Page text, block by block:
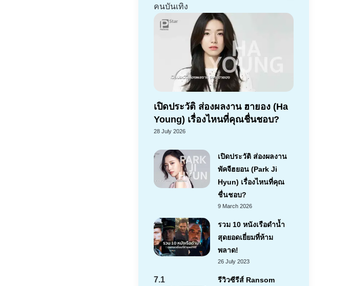
คนบันเทิง
เปิดประวัติ ส่องผลงาน ฮายอง (Ha
Young) เรื่องไหนที่คุณชื่นชอบ?
28 July 2026
เปิดประวัติ ส่องผลงาน
พัคจีฮยอน (Park Ji
Hyun) เรื่องไหนที่คุณ
ชื่นชอบ?
9 March 2026
รวม 10 หนังเรือดำน้ำ
สุดยอดเยี่ยมที่ห้าม
พลาด!
26 July 2023
7.1
รีวิวซีรีส์ Ransom